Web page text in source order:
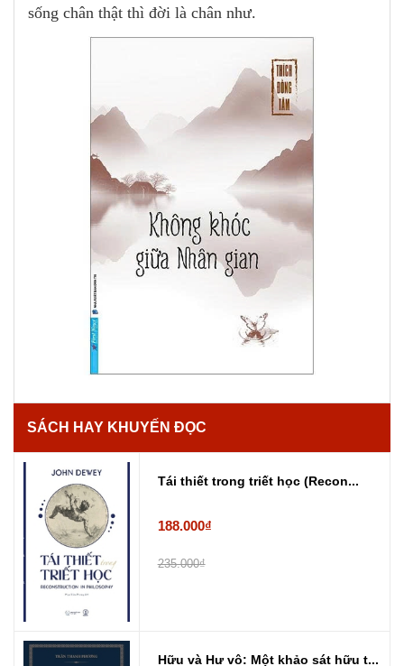
sống chân thật thì đời là chân như.
SÁCH HAY KHUYẾN ĐỌC
Tái thiết trong triết học (Recon...
188.000₫
235.000₫
Hữu và Hư vô: Một khảo sát hữu t...